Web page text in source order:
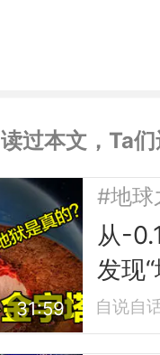
读过本文，Ta
31:59
#地球
从-
发现
座“地
自说自